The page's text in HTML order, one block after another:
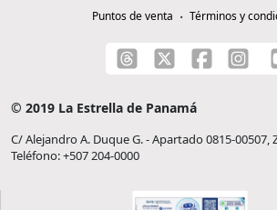
Puntos de venta
Términos y
© 2019 La Estrella de Panamá
C/ Alejandro A. Duque G. - Apartado 0815-00507,
Teléfono: +507 204-0000